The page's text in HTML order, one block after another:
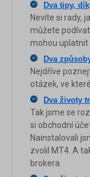
Dva tipy,
Nevíte si rady,
můžete
mohou uplatnit
Dva
Nejdříve
otázek, ve
Dva životy
Tak jsme se
si obchodní
Nainstalovali
zvolil MT4. A
brokera.